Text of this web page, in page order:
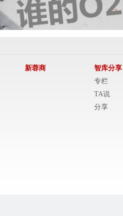
新蓉商
智库分享
专栏
TA说
分享